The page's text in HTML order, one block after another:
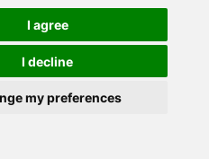
I agree
I decline
my preferences
монтажа и т. д.
и
толщина ящика
он идеально